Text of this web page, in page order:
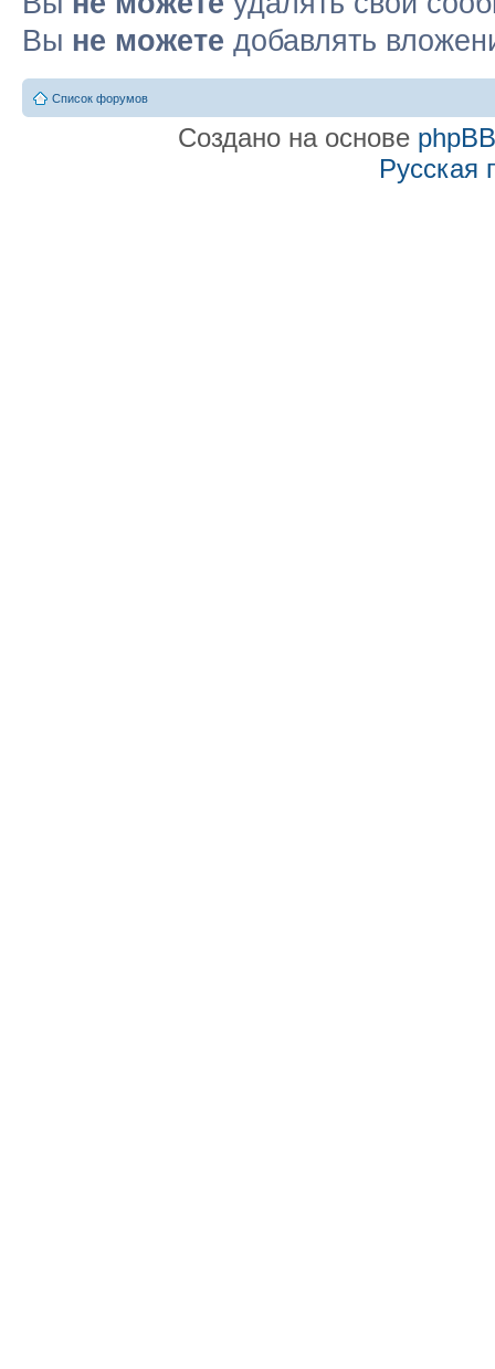
Вы не можете добавлять
Список форумов
Создано на основе phpBB
Русская